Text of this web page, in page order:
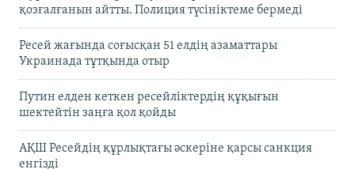
қозғалғанын айтты. Полиция түсініктеме бермеді
Ресей жағында соғысқан 51 елдің азаматтары
Украинада тұтқында отыр
Путин елден кеткен ресейліктердің құқығын
шектейтін заңға қол қойды
АҚШ Ресейдің құрлықтағы әскеріне қарсы санкция
енгізді